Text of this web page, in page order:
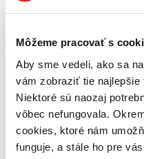
Môžeme pracovať s
Aby sme vedeli, ako sa
vám zobraziť tie najlepšie
Niektoré sú naozaj
vôbec nefungovala.
cookies, ktoré nám
funguje, a stále ho pre
Zoradiť
Bestsellery
Top hodnotené
Novinky
Najdrahšie
Najlacnejšie
Najvyššia zľava